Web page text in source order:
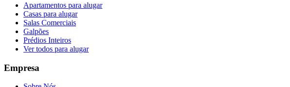
Apartamentos para alugar
Casas para alugar
Salas Comerciais
Galpões
Prédios Inteiros
Ver todos para alugar
Empresa